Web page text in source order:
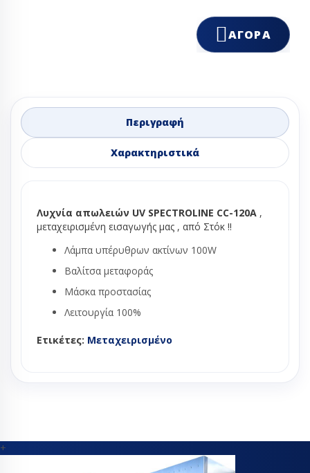
ΑΓΟΡΆ
Περιγραφή
Χαρακτηριστικά
Λυχνία απωλειών UV SPECTROLINE CC-120A ,
μεταχειρισμένη εισαγωγής μας , από Στόκ !!
Λάμπα υπέρυθρων ακτίνων 100W
Βαλίτσα μεταφοράς
Μάσκα προστασίας
Λειτουργία 100%
Ετικέτες: Μεταχειρισμένο
+